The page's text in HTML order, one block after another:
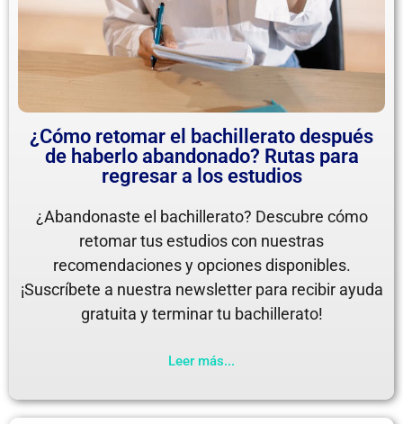
¿Cómo retomar el bachillerato después
de haberlo abandonado? Rutas para
regresar a los estudios
¿Abandonaste el bachillerato? Descubre cómo
retomar tus estudios con nuestras
recomendaciones y opciones disponibles.
¡Suscríbete a nuestra newsletter para recibir ayuda
gratuita y terminar tu bachillerato!
Leer más...